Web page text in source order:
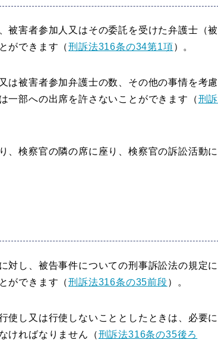
害者参加人又はその委託を受けた弁護士（被
ができます（刑訴法316条の34第1項）。
被害者参加弁護士の数、その他の事情を考慮
一部への出席を許さないことができます（刑訴
検察官の隣の席に座り、検察官の訴訟活動に
し、被告事件についての刑事訴訟法の規定に
ができます（刑訴法316条の35前段）。
し又は行使しないこととしたときは、必要に
ければなりません（刑訴法316条の35後ろ